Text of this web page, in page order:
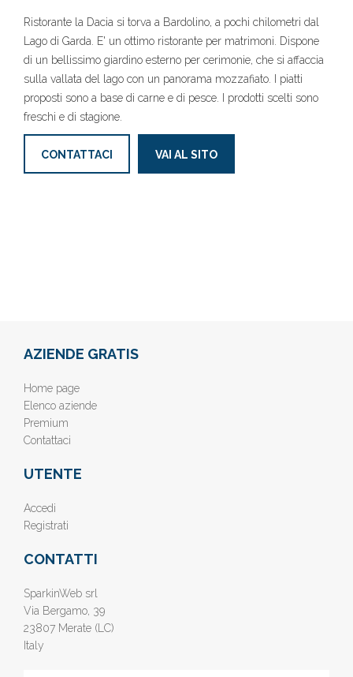
Ristorante la Dacia si torva a Bardolino, a pochi chilometri dal
Lago di Garda. E' un ottimo ristorante per matrimoni. Dispone
di un bellissimo giardino esterno per cerimonie, che si affaccia
sulla vallata del lago con un panorama mozzafiato. I piatti
proposti sono a base di carne e di pesce. I prodotti scelti sono
freschi e di stagione.
CONTATTACI VAI AL SITO
AZIENDE GRATIS
Home page
Elenco aziende
Premium
Contattaci
UTENTE
Accedi
Registrati
CONTATTI
SparkinWeb srl
Via Bergamo, 39
23807 Merate (LC)
Italy